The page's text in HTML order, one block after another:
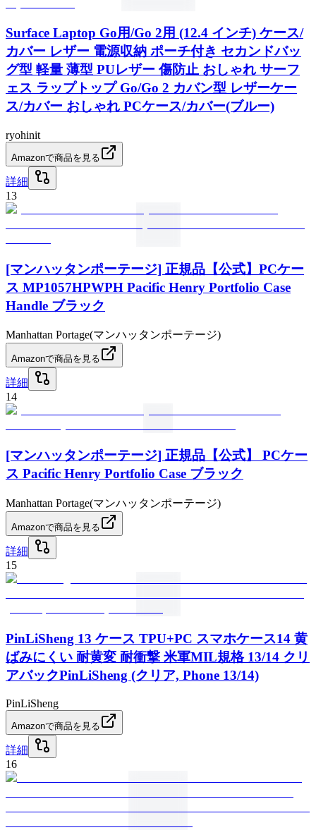
Surface Laptop Go用/Go 2用 (12.4 インチ) ケース/
カバー レザー 電源収納 ポーチ付き セカンドバッ
グ型 軽量 薄型 PUレザー 傷防止 おしゃれ サーフ
ェス ラップトップ Go/Go 2 カバン型 レザーケー
ス/カバー おしゃれ PCケース/カバー(ブルー)
ryohinit
Amazonで商品を見る
詳細
13
[マンハッタンポーテージ] 正規品【公式】PCケー
ス MP1057HPWPH Pacific Henry Portfolio Case
Handle ブラック
Manhattan Portage(マンハッタンポーテージ)
Amazonで商品を見る
詳細
14
[マンハッタンポーテージ] 正規品【公式】 PCケー
ス Pacific Henry Portfolio Case ブラック
Manhattan Portage(マンハッタンポーテージ)
Amazonで商品を見る
詳細
15
PinLiSheng 13 ケース TPU+PC スマホケース14 黄
ばみにくい 耐黄変 耐衝撃 米軍MIL規格 13/14 クリ
アバックPinLiSheng (クリア, Phone 13/14)
PinLiSheng
Amazonで商品を見る
詳細
16